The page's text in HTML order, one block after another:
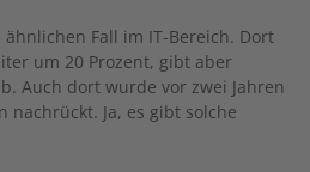
Fall im IT-Bereich. Dort
um 20 Prozent, gibt aber
Auch dort wurde vor zwei Jahren
Ja, es gibt solche